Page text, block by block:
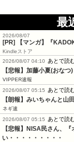
最
2026/08/07
[PR] 【マンガ】『
Kindleストア
2026/08/07 04:10
あとで読
【悲報】加藤小夏(おな
VIPPER速報
2026/08/07 05:15
あとで読
【朗報】みいちゃんと山
ネギ速
2026/08/07 05:15
あとで読
【悲報】NISA民さん、
い・・・・・・・・・